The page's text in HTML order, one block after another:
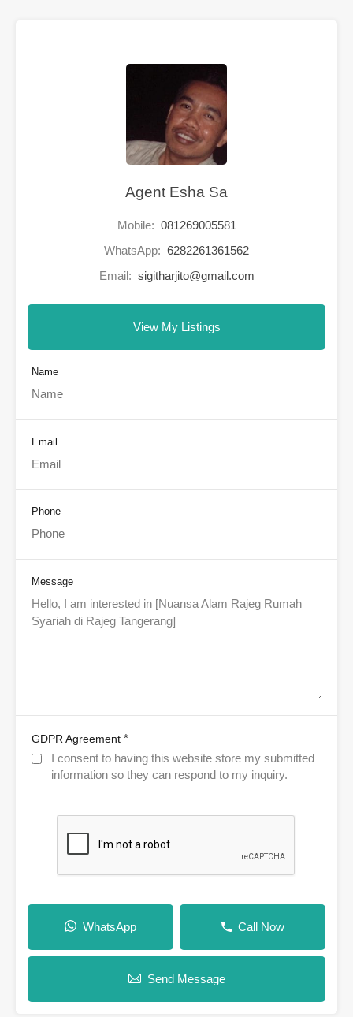
Agent Esha Sa
Mobile: 081269005581
WhatsApp: 6282261361562
Email: sigitharjito@gmail.com
View My Listings
Name
Email
Phone
Message
GDPR Agreement *
I consent to having this website store my submitted
information so they can respond to my inquiry.
WhatsApp Call Now
Send Message